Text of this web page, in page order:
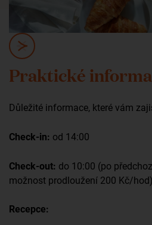
Praktické
Důležité informace, které vám
Check-in: od 14:00
Check-out: do 10:00 (po
možnost prodloužení 200 Kč/hod)
Recepce: